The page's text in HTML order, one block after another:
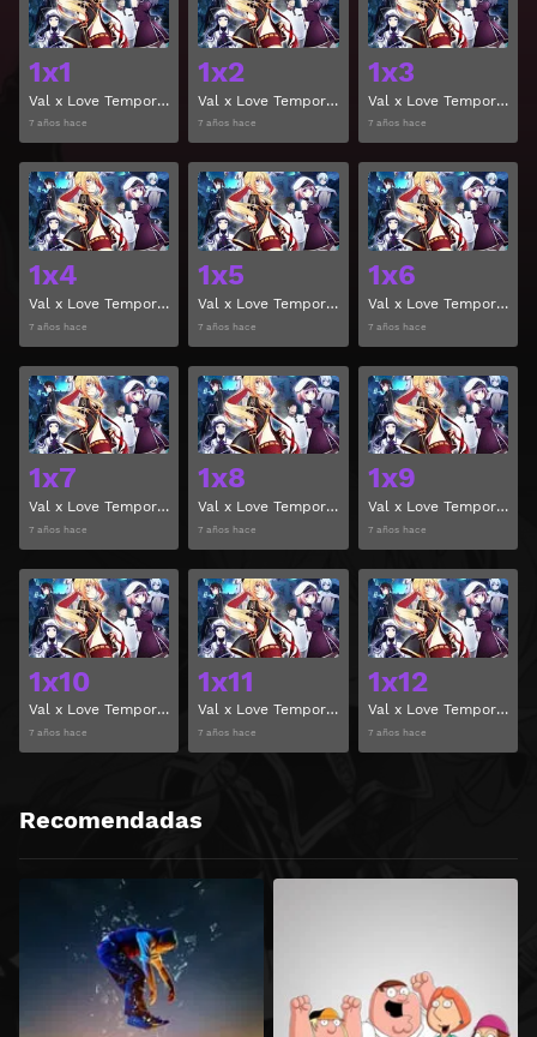
1x1
Val x Love Temporada 1 Capitulo 1
7 años hace
1x2
Val x Love Temporada 1 Capitulo 2
7 años hace
1x3
Val x Love Temporada 1 Capitulo 3
7 años hace
1x4
Val x Love Temporada 1 Capitulo 4
7 años hace
Ver
1x5
Val x Love Temporada 1 Capitulo 5
7 años hace
Ver
1x6
Val x Love Temporada 1 Capitulo 6
7 años hace
1x7
Val x Love Temporada 1 Capitulo 7
7 años hace
Ver
1x8
Val x Love Temporada 1 Capitulo 8
7 años hace
Ver
1x9
Val x Love Temporada 1 Capitulo 9
7 años hace
1x10
Val x Love Temporada 1 Capitulo 10
7 años hace
Ver
1x11
Val x Love Temporada 1 Capitulo 11
7 años hace
Ver
1x12
Val x Love Temporada 1 Capitulo 12
7 años hace
Recomendadas